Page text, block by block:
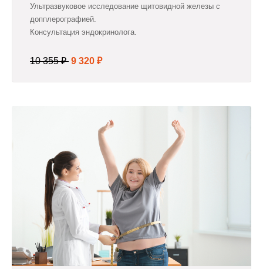
Ультразвуковое исследование щитовидной железы с
допплерографией.
Консультация эндокринолога.
10 355 ₽ 9 320 ₽